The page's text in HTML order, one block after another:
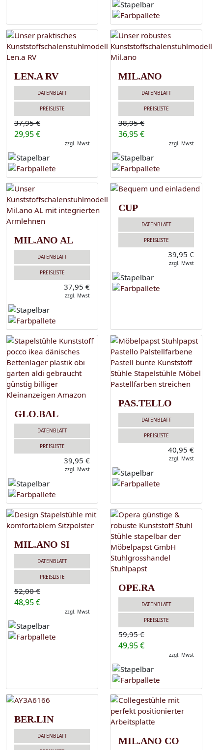
LEN.A RV
DATENBLATT
PREISLISTE
37,95 €
29,95 €
zzgl. Mwst
MIL.ANO
DATENBLATT
PREISLISTE
38,95 €
36,95 €
zzgl. Mwst
MIL.ANO AL
DATENBLATT
PREISLISTE
37,95 €
zzgl. Mwst
CUP
DATENBLATT
PREISLISTE
39,95 €
zzgl. Mwst
GLO.BAL
DATENBLATT
PREISLISTE
39,95 €
zzgl. Mwst
PAS.TELLO
DATENBLATT
PREISLISTE
40,95 €
zzgl. Mwst
MIL.ANO SI
DATENBLATT
PREISLISTE
52,00 €
48,95 €
zzgl. Mwst
OPE.RA
DATENBLATT
PREISLISTE
59,95 €
49,95 €
zzgl. Mwst
BER.LIN
DATENBLATT MIL.ANO CO